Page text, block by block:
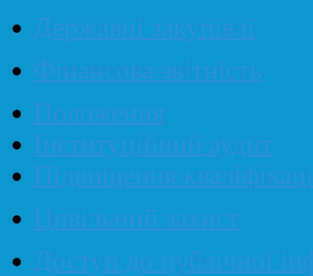
Державні закупівлі
Фінансова звітність
Положення
Інституційний аудит
Підвищення
Цивільний захист
Доступ до публічної